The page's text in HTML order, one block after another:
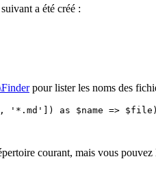
a été créé :
pour lister les noms des
as $name =>
courant, mais vous